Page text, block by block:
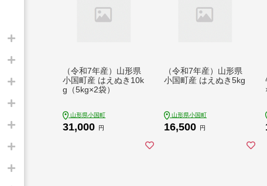
（令和7年産）山形県
小国町産 はえぬき10k
g（5kg×2袋）
山形県小国町
31,000 円
（令和7年産）山形県
小国町産 はえぬき5kg
山形県小国町
16,500 円